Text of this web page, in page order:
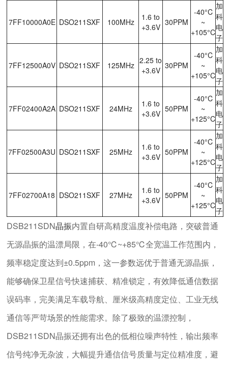
7FF10000A0E DSO211SXF 100MHz
1.6 to
+3.6V 30PPM
-40°C
~
+105°C
加
科
电
子
7FF12500A0V DSO211SXF 125MHz 2.25 to
+3.6V 30PPM
-40°C
~
+105°C
加
科
电
子
7FF02400A2A DSO211SXF 24MHz
1.6 to
+3.6V 50PPM
-40°C
~
+125°C
加
科
电
子
7FF02500A3U DSO211SXF 25MHz
1.6 to
+3.6V 50PPM
-40°C
~
+125°C
加
科
电
子
7FF02700A18 DSO211SXF 27MHz
1.6 to
+3.6V 50PPM
-40°C
~
+125°C
加
科
电
子
DSB211SDN晶振内置自研高精度温度补偿电路，突破普通
无源晶振的温漂局限，在-40℃~+85℃全宽温工作范围内，
频率稳定度达到±0.5ppm，这一参数远优于普通无源晶振，
能够确保卫星信号快速捕获、精准锁定，有效降低通信数据
误码率，完美满足车载导航、厘米级高精度定位、工业无线
通信等严苛场景的性能需求。除了极致的温漂控制，
DSB211SDN晶振还拥有出色的低相位噪声特性，输出频率
信号纯净无杂波，大幅提升通信信号质量与定位精准度，避